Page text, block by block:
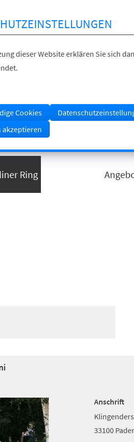
dieser Website erklären Sie sich
Cookies
akzeptieren
Ring
Anschrift
33100